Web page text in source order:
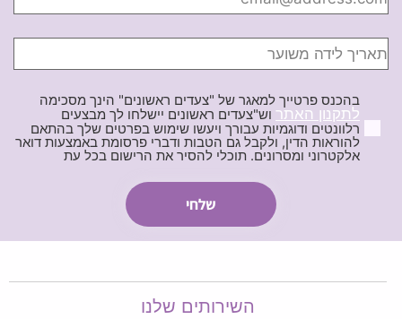
בהכנס פרטייך למאגר של "צעדים ראשונים" הינך מסכימה
לתקנון האתר וש"צעדים ראשונים יישלחו לך מבצעים
רלוונטים ודוגמיות עבורך ויעשו שימוש בפרטים שלך בהתאם
להוראות הדין, ולקבל גם הטבות ודברי פרסומת באמצעות דואר
אלקטרוני ומסרונים. תוכלי להסיר את הרישום בכל עת
השירותים שלנו